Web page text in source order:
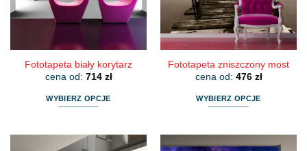
na
stronie
na
stronie
produktu
Fototapeta biały korytarz
cena od: 714 zł
WYBIERZ OPCJE
ma
Fototapeta zniszczony most
cena od: 476 zł
WYBIERZ OPCJE
ma